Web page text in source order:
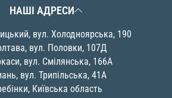
НАШІ АДРЕСИ
вул. Холодноярська, 190
вул. Половки, 107Д
вул. Смілянська, 166А
вул. Трипільська, 41А
Київська область